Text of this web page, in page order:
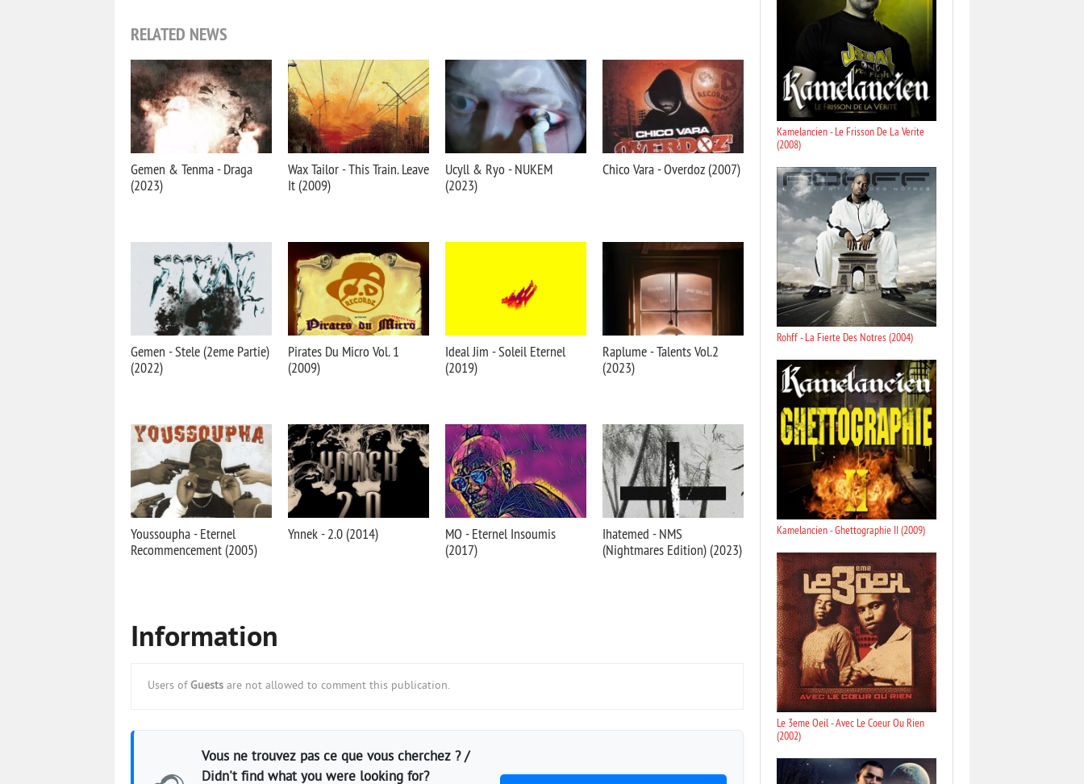
RELATED NEWS
Gemen & Tenma - Draga
(2023)
Wax Tailor - This Train. Leave
It (2009)
Ucyll & Ryo - NUKEM
(2023)
Chico Vara - Overdoz (2007)
Gemen - Stele (2eme Partie)
(2022)
Pirates Du Micro Vol. 1
(2009)
Ideal Jim - Soleil Eternel
(2019)
Raplume - Talents Vol.2
(2023)
Youssoupha - Eternel
Recommencement (2005)
Ynnek - 2.0 (2014)
MO - Eternel Insoumis
(2017)
Ihatemed - NMS
(Nightmares Edition) (2023)
Information
Users of Guests are not allowed to comment this publication.
Vous ne trouvez pas ce que vous cherchez ? /
Didn't find what you were looking for?
Kamelancien - Le Frisson De La Verite
(2008)
Rohff - La Fierte Des Notres (2004)
Kamelancien - Ghettographie II (2009)
Le 3eme Oeil - Avec Le Coeur Ou Rien
(2002)